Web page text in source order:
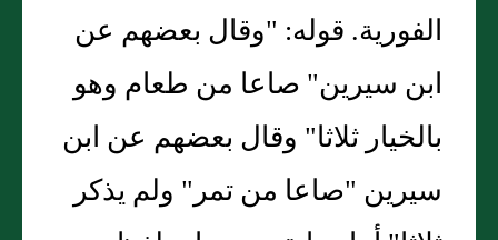
الفورية. قوله: "وقال بعضهم عن
ابن سيرين" صاعا من طعام وهو
بالخيار ثلاثا" وقال بعضهم عن ابن
سيرين "صاعا من تمر" ولم يذكر